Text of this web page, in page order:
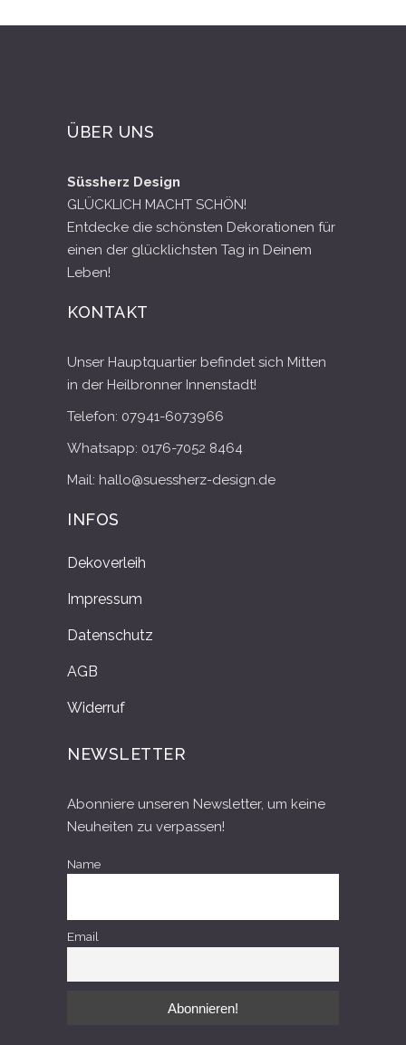
ÜBER UNS
Süssherz Design
GLÜCKLICH MACHT SCHÖN!
Entdecke die schönsten Dekorationen für
einen der glücklichsten Tag in Deinem
Leben!
KONTAKT
Unser Hauptquartier befindet sich Mitten
in der Heilbronner Innenstadt!
Telefon: 07941-6073966
Whatsapp: 0176-7052 8464
Mail: hallo@suessherz-design.de
INFOS
Dekoverleih
Impressum
Datenschutz
AGB
Widerruf
NEWSLETTER
Abonniere unseren Newsletter, um keine
Neuheiten zu verpassen!
Name
Email